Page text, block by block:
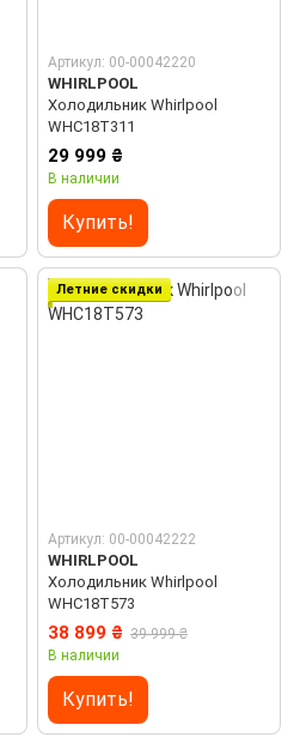
Артикул: 00-00042220
WHIRLPOOL
Холодильник Whirlpool
WHC18T311
29 999 ₴
В наличии
Купить!
Летние скидки
Артикул: 00-00042222
WHIRLPOOL
Холодильник Whirlpool
WHC18T573
38 899 ₴ 39 999 ₴
В наличии
Купить!